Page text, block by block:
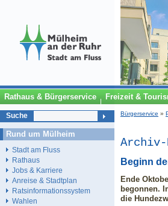
Rathaus & Bürgerservice Freizeit &
Bürgerservice »
Archiv-
Beginn
Ende
begonnen.
die
Suche
Rund um Mülheim
Stadt am Fluss
Rathaus
Jobs & Karriere
Anreise & Stadtplan
Ratsinformationssystem
Wahlen